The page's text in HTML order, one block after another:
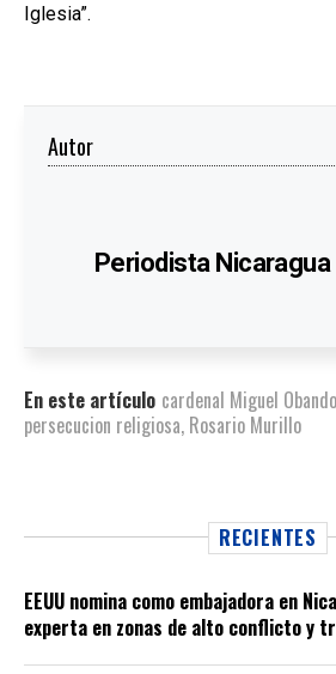
Iglesia”.
Autor
Periodista
En este artículo cardenal Miguel Obando
persecucion religiosa, Rosario Murillo
RECIENTES
EEUU nomina como embajadora en
experta en zonas de alto conflicto y